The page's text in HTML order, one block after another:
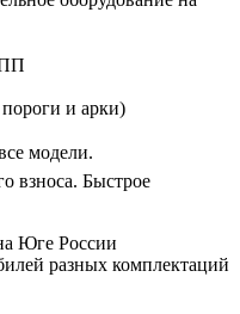
и арки)
модели.
взноса. Быстрое
Юге России
разных комплектаций